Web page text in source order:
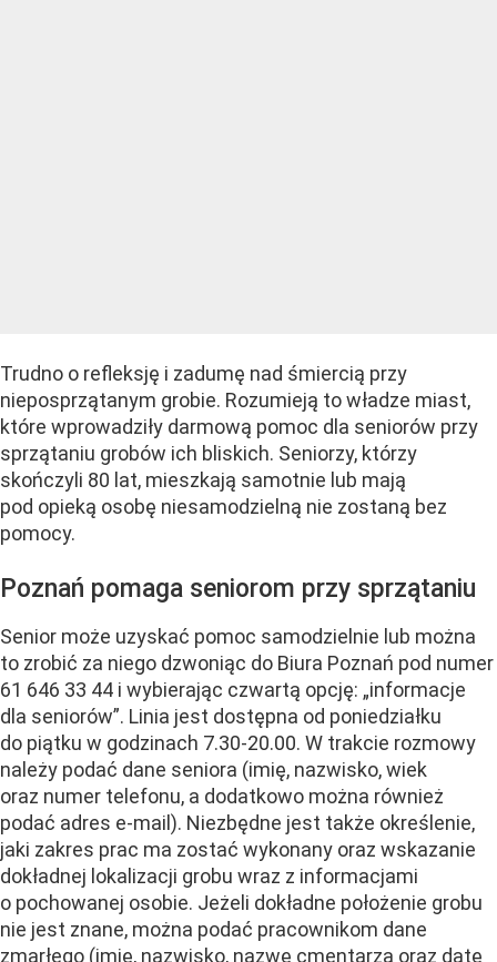
Trudno o refleksję i zadumę nad śmiercią przy
nieposprzątanym grobie. Rozumieją to władze miast,
które wprowadziły darmową pomoc dla seniorów przy
sprzątaniu grobów ich bliskich. Seniorzy, którzy
skończyli 80 lat, mieszkają samotnie lub mają
pod opieką osobę niesamodzielną nie zostaną bez
pomocy.
Poznań pomaga seniorom przy sprzątaniu
Senior może uzyskać pomoc samodzielnie lub można
to zrobić za niego dzwoniąc do Biura Poznań pod numer
61 646 33 44 i wybierając czwartą opcję: „informacje
dla seniorów”. Linia jest dostępna od poniedziałku
do piątku w godzinach 7.30-20.00. W trakcie rozmowy
należy podać dane seniora (imię, nazwisko, wiek
oraz numer telefonu, a dodatkowo można również
podać adres e-mail). Niezbędne jest także określenie,
jaki zakres prac ma zostać wykonany oraz wskazanie
dokładnej lokalizacji grobu wraz z informacjami
o pochowanej osobie. Jeżeli dokładne położenie grobu
nie jest znane, można podać pracownikom dane
zmarłego (imię, nazwisko, nazwę cmentarza oraz datę